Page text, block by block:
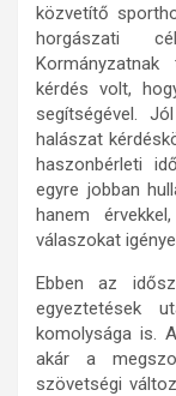
közvetítő
horgászati
kérdés volt,
segítségével.
halászat
haszonbérleti
egyre jobban
hanem
válaszokat
Ebben az
egyeztetések
komolysága is.
akár a
szövetségi